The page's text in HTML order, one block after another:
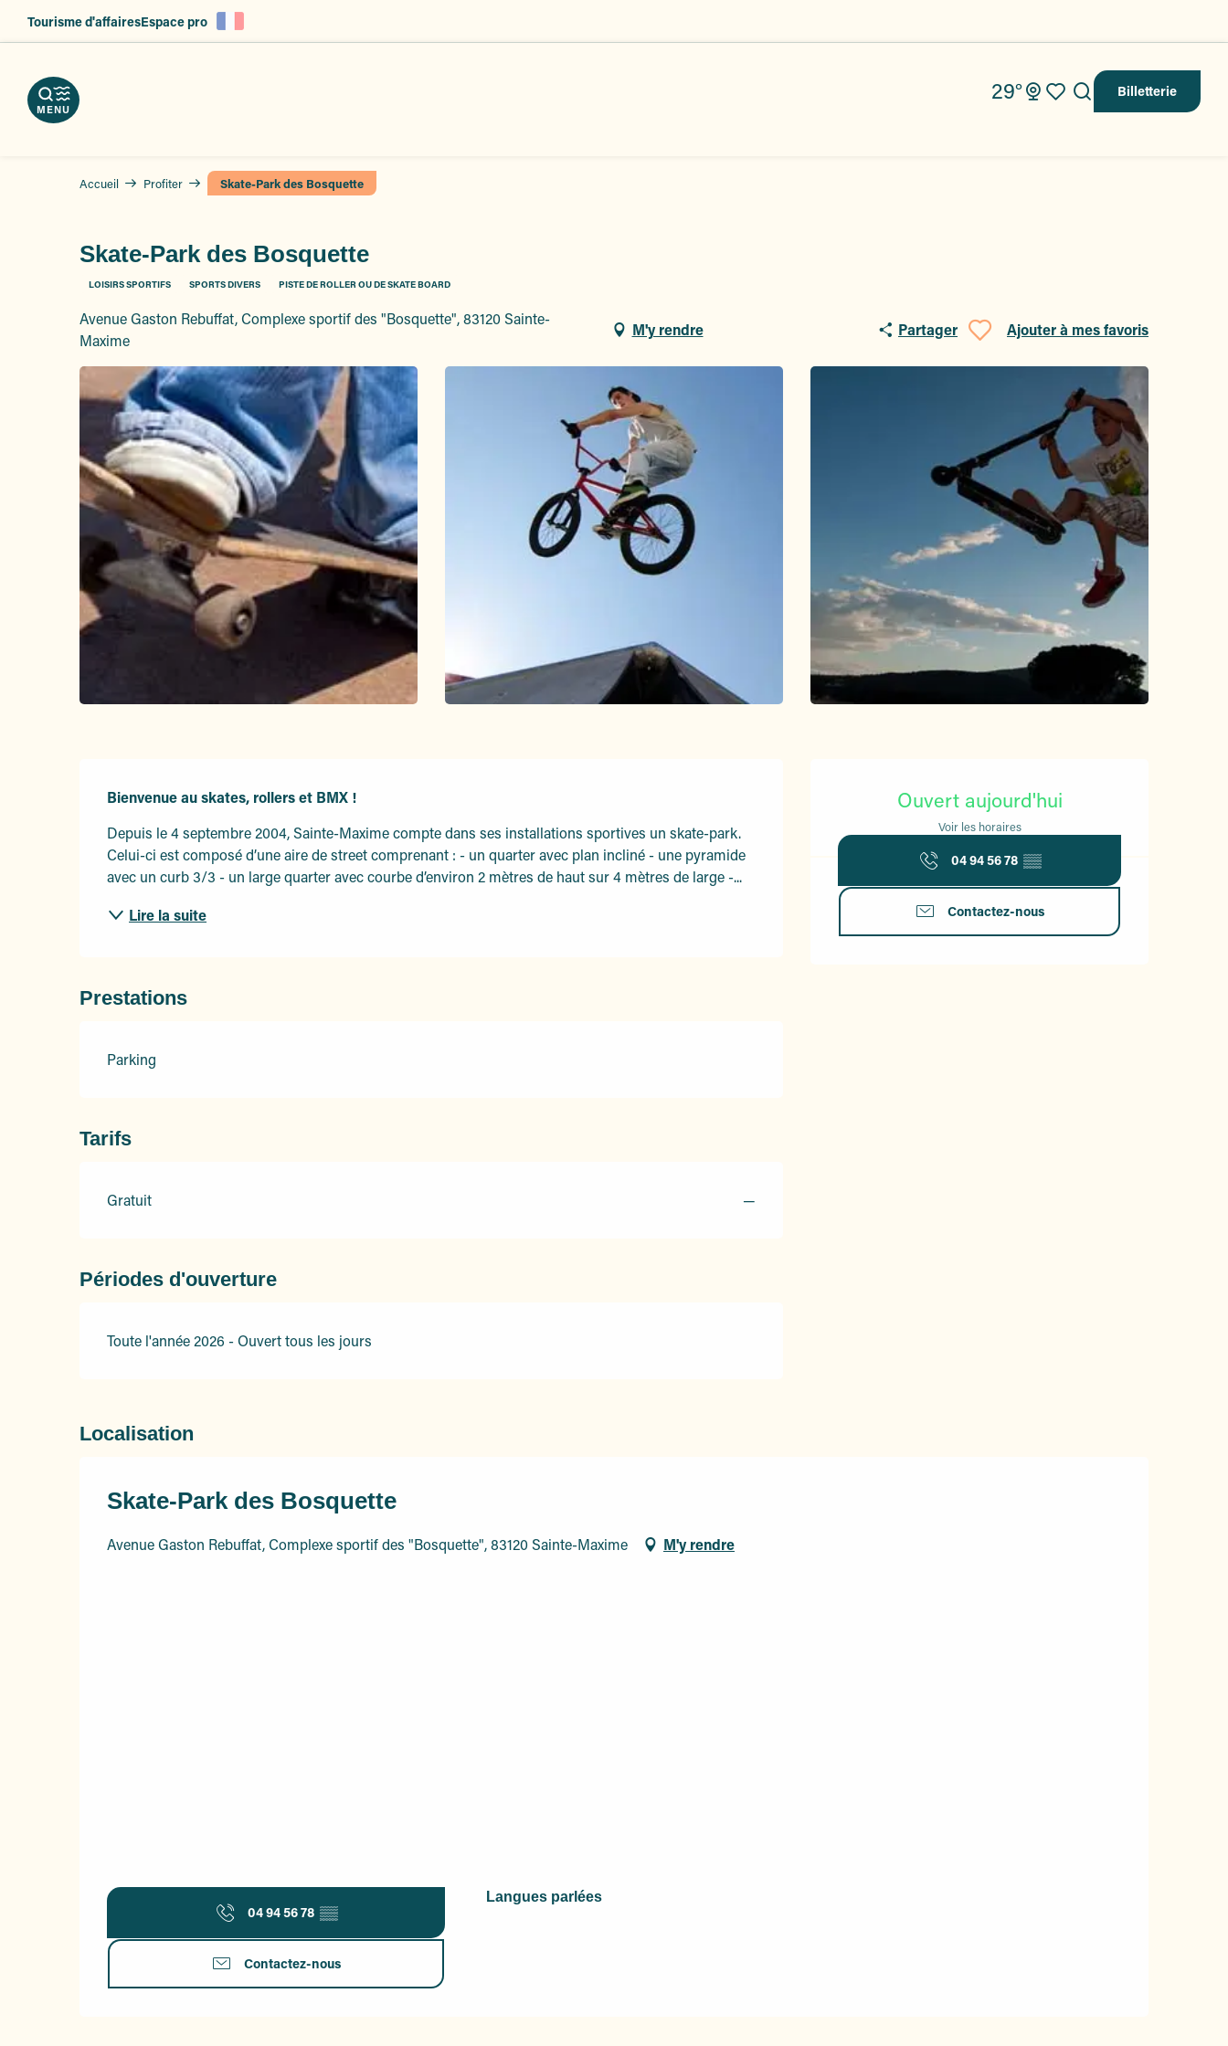
principal
29° Billetterie
Voir les favoris
Recherche
Tourisme d'affairesEspace pro
MENU
Accueil Profiter Skate-Park des Bosquette
Skate-Park des Bosquette
LOISIRS SPORTIFS SPORTS DIVERS PISTE DE ROLLER OU DE SKATE BOARD
Avenue Gaston Rebuffat, Complexe sportif des "Bosquette", 83120 Sainte-
Maxime
M'y rendre Partager
Ajouter aux
Ajouter à mes favoris
Ouvert aujourd'hui
Voir les horaires
04 94 56 78 ▒▒
Contactez-nous
Bienvenue au skates, rollers et BMX !
Depuis le 4 septembre 2004, Sainte-Maxime compte dans ses installations sportives un skate-park.
Celui-ci est composé d’une aire de street comprenant : - un quarter avec plan incliné - une pyramide
avec un curb 3/3 - un large quarter avec courbe d’environ 2 mètres de haut sur 4 mètres de large -...
Lire la suite
Prestations
Parking
Tarifs
Gratuit —
Périodes d'ouverture
Toute l'année 2026 - Ouvert tous les jours
Localisation
Skate-Park des Bosquette
Avenue Gaston Rebuffat, Complexe sportif des "Bosquette", 83120 Sainte-Maxime M'y rendre
04 94 56 78 ▒▒
Contactez-nous
Langues parlées
Langues parlées